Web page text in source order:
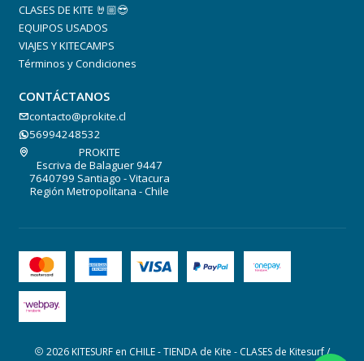
CLASES DE KITE 🤘🏼😎
EQUIPOS USADOS
VIAJES Y KITECAMPS
Términos y Condiciones
CONTÁCTANOS
contacto@prokite.cl
56994248532
PROKITE
Escriva de Balaguer 9447
7640799 Santiago - Vitacura
Región Metropolitana - Chile
2026 KITESURF en CHILE - TIENDA de Kite - CLASES de Kitesurf /